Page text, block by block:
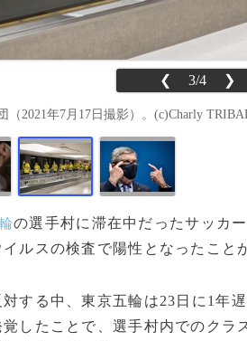
❮ 3/4 ❯
（2021年7月17日撮影）。(c)Charly
の選手村に滞在中だったサッカ
ルスの検査で陽性となったこと
する中、東京五輪は23日に1年
したことで、選手村内でのク